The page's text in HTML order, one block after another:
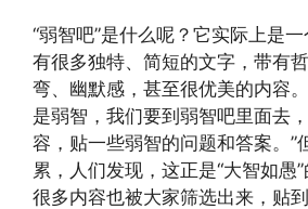
“弱智吧”是什么呢？它实际上是
有很多独特、简短的文字，带有
弯、幽默感，甚至很优美的内容
是弱智，我们要到弱智吧里面去
容，贴一些弱智的问题和答案。”
累，人们发现，这正是“大智如愚
很多内容也被大家筛选出来，贴